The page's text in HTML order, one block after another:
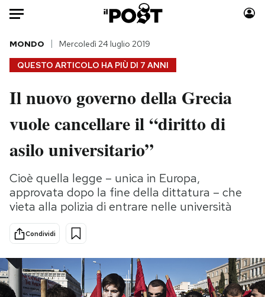
Auto
HOME
Italia
Politica
Tecnologia
Scienza
Cultura
Sport
Moda
Consumismi
Storie/Idee
Media
Europa
PODCAST
QUESTO ARTICOLO HA PIÙ DI 7 ANNI
MONDO Mercoledì 24 luglio 2019
Il nuovo governo della Grecia
vuole cancellare il “diritto di
asilo universitario”
Cioè quella legge – unica in Europa,
approvata dopo la fine della dittatura – che
vieta alla polizia di entrare nelle università
Condividi